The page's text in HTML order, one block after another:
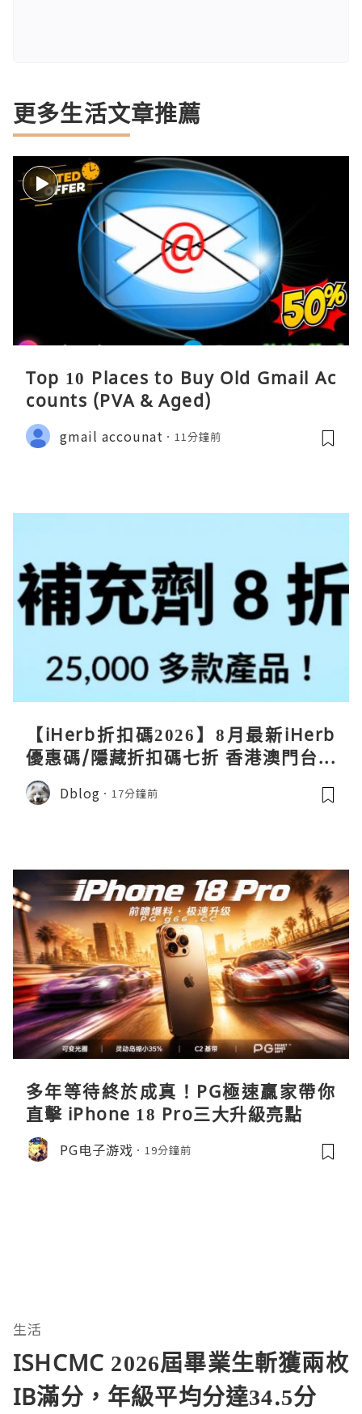
更多生活文章推薦
Top 10 Places to Buy Old Gmail Ac
counts (PVA & Aged)
gmail accounat 11分鐘前
【iHerb折扣碼2026】8月最新iHerb
優惠碼/隱藏折扣碼七折 香港澳門台灣
新加坡iherb code 30％ off
Dblog 17分鐘前
多年等待終於成真！PG極速贏家帶你
直擊 iPhone 18 Pro三大升級亮點
PG电子游戏 19分鐘前
生活
ISHCMC 2026屆畢業生斬獲兩枚
IB滿分，年級平均分達34.5分